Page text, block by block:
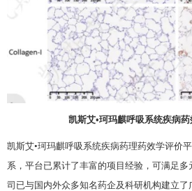
凯斯艾•珂玛麒呼吸系统疾病
凯斯艾•珂玛麒呼吸系统疾病药理药效学评价
系，平台已累计了丰富的项目经验，可满足
司已与国内外众多知名药企及科研机构建立